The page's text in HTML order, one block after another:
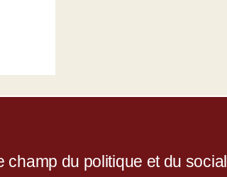
du politique et du social